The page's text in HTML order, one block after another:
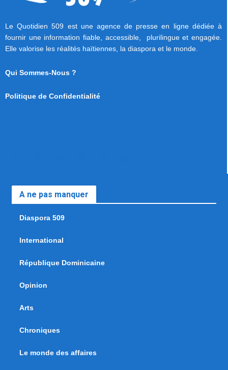
Le Quotidien 509 est une agence de presse en ligne dédiée à
fournir une information fiable, accessible, plurilingue et engagée.
Elle valorise les réalités haïtiennes, la diaspora et le monde.
Qui Sommes-Nous ?
Politique de Confidentialité
A ne pas manquer
Diaspora 509
International
République Dominicaine
Opinion
Arts
Chroniques
Le monde des affaires